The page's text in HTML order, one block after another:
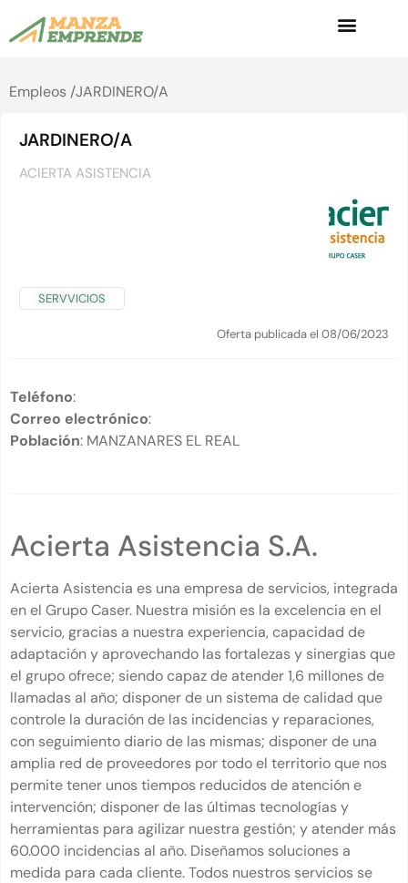
Empleos /JARDINERO/A
JARDINERO/A
ACIERTA ASISTENCIA
SERVVICIOS
Oferta publicada el 08/06/2023
Teléfono:
Correo electrónico:
Población: MANZANARES EL REAL
Acierta Asistencia S.A.
Acierta Asistencia es una empresa de servicios, integrada
en el Grupo Caser. Nuestra misión es la excelencia en el
servicio, gracias a nuestra experiencia, capacidad de
adaptación y aprovechando las fortalezas y sinergias que
el grupo ofrece; siendo capaz de atender 1,6 millones de
llamadas al año; disponer de un sistema de calidad que
controle la duración de las incidencias y reparaciones,
con seguimiento diario de las mismas; disponer de una
amplia red de proveedores por todo el territorio que nos
permite tener unos tiempos reducidos de atención e
intervención; disponer de las últimas tecnologías y
herramientas para agilizar nuestra gestión; y atender más
60.000 incidencias al año. Diseñamos soluciones a
medida para cada cliente. Todos nuestros servicios se